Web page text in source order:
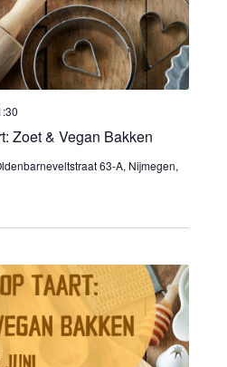
i
e
Zoet & Vegan Bakken
63-A, Nijmegen,